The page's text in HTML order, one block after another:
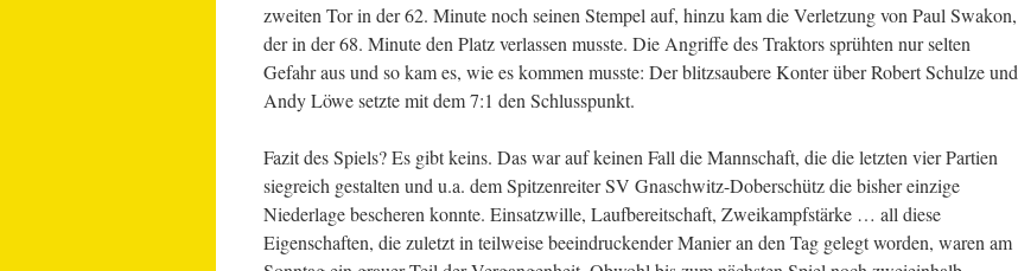
zweiten Tor in der 62. Minute noch seinen Stempel auf, hinzu kam die Verletzung von Paul Swakon,
der in der 68. Minute den Platz verlassen musste. Die Angriffe des Traktors sprühten nur selten
Gefahr aus und so kam es, wie es kommen musste: Der blitzsaubere Konter über Robert Schulze und
Andy Löwe setzte mit dem 7:1 den Schlusspunkt.
Fazit des Spiels? Es gibt keins. Das war auf keinen Fall die Mannschaft, die die letzten vier Partien
siegreich gestalten und u.a. dem Spitzenreiter SV Gnaschwitz-Doberschütz die bisher einzige
Niederlage bescheren konnte. Einsatzwille, Laufbereitschaft, Zweikampfstärke … all diese
Eigenschaften, die zuletzt in teilweise beeindruckender Manier an den Tag gelegt worden, waren am